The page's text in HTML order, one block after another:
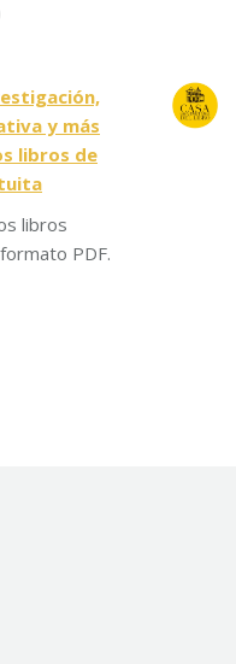
y más
libros de
libros
PDF.